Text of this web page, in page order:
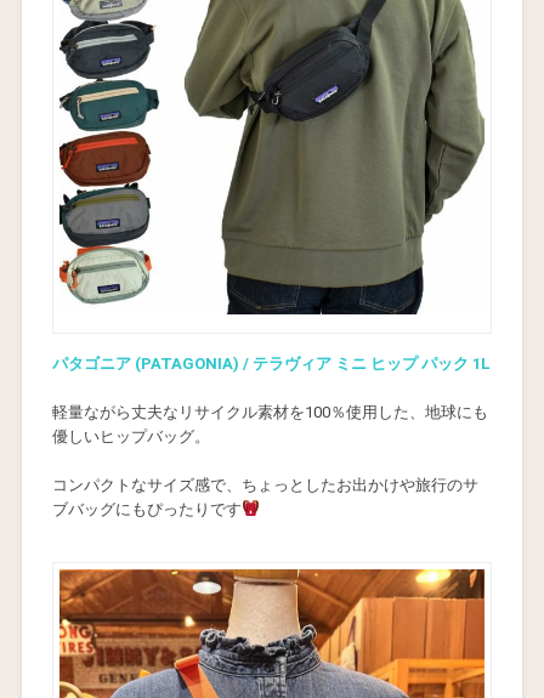
パタゴニア (PATAGONIA) / テラヴィア ミニ ヒップ パック 1L
軽量ながら丈夫なリサイクル素材を100％使用した、地球にも
優しいヒップバッグ。
コンパクトなサイズ感で、ちょっとしたお出かけや旅行のサ
ブバッグにもぴったりです